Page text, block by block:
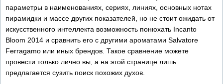
параметры в наименованиях, сериях, линиях, основных нотах
пирамидки и массе других показателей, но не стоит ожидать от
искусственного интеллекта возможность понюхать Incanto
Bloom 2014 и сравнить его с другими ароматами Salvatore
Ferragamo или иных брендов. Такое сравнение можете
провести только лично вы, а на этой странице лишь
предлагается сузить поиск похожих духов.